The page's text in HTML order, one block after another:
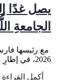
يصل غدًا
الجامعةِ
2026، في إطارِ مبادرةٍ تهدفُ إلى تعزيزِ…
أكمل القراءة